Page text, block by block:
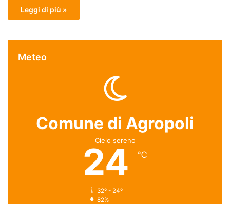
Leggi di più »
Meteo
Comune di Agropoli
Cielo sereno
24 ℃
32º - 24º
82%